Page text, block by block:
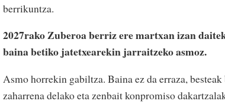
berrikuntza.
2027rako Zuberoa berriz ere martxan izan
baina betiko jatetxearekin jarraitzeko asmoz.
Asmo horrekin gabiltza. Baina ez da erraza,
zaharrena delako eta zenbait konpromiso